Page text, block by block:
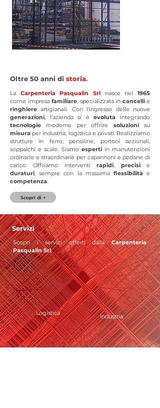
Oltre 50 anni di storia.
La Carpenteria Pasqualin Srl nasce nel1965
come impresa familiare, specializzata in cancellie
ringhiere artigianali. Con l’ingresso delle nuove
generazioni, l’azienda si èevoluta
integrando
tecnologie moderne per offrire soluzionisu
misura per industria, logistica e privati. Realizziamo
strutture in ferro, pensiline, portoni sezionali,
soppalchi e scale. Siamo espertiin manutenzioni
ordinarie e straordinarie per capannoni e pedane di
carico. Offriamo interventirapidi, precisie
duraturi, sempre con la massima flessibilità e
competenza.
Scopri di +
Servizi
Scopri i serviziofferti dallaCarpenteria
Pasqualin Srl.
Logistica Industria